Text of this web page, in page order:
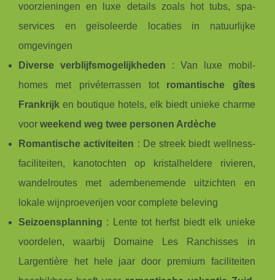
voorzieningen en luxe details zoals hot tubs, spa-
services en geïsoleerde locaties in natuurlijke
omgevingen
Diverse verblijfsmogelijkheden : Van luxe mobil-
homes met privéterrassen tot romantische gîtes
Frankrijk en boutique hotels, elk biedt unieke charme
voor weekend weg twee personen Ardèche
Romantische activiteiten : De streek biedt wellness-
faciliteiten, kanotochten op kristalheldere rivieren,
wandelroutes met adembenemende uitzichten en
lokale wijnproeverijen voor complete beleving
Seizoensplanning : Lente tot herfst biedt elk unieke
voordelen, waarbij Domaine Les Ranchisses in
Largentière het hele jaar door premium faciliteiten